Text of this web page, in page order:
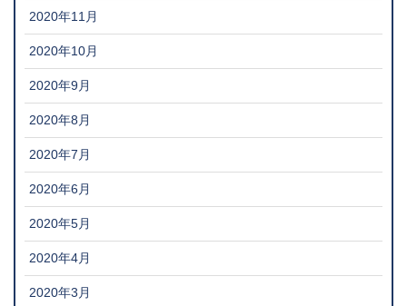
2020年11月
2020年10月
2020年9月
2020年8月
2020年7月
2020年6月
2020年5月
2020年4月
2020年3月